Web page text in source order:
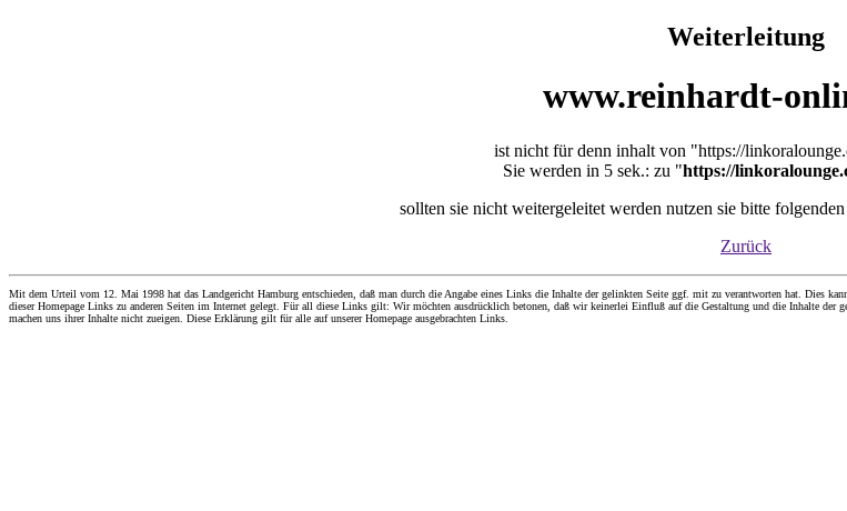
Weiterleitung
www.reinhardt-
ist nicht für denn inhalt von "https://
Sie werden in 5 sek.: zu "https://
sollten sie nicht weitergeleitet werden nutzen sie bitte
Zurück
Mit dem Urteil vom 12. Mai 1998 hat das Landgericht Hamburg entschieden, daß man durch die Angabe eines Links die Inhalte der gelinkten Seite ggf. mit zu verantworten hat. Dies
dieser Homepage Links zu anderen Seiten im Internet gelegt. Für all diese Links gilt: Wir möchten ausdrücklich betonen, daß wir keinerlei Einfluß auf die Gestaltung und die Inhalte
machen uns ihrer Inhalte nicht zueigen. Diese Erklärung gilt für alle auf unserer Homepage ausgebrachten Links.